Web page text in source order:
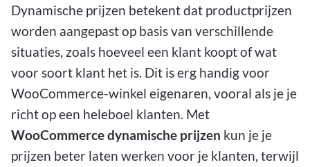
Dynamische prijzen betekent dat productprijzen
worden aangepast op basis van verschillende
situaties, zoals hoeveel een klant koopt of wat
voor soort klant het is. Dit is erg handig voor
WooCommerce-winkel eigenaren, vooral als je je
richt op een heleboel klanten. Met
WooCommerce dynamische prijzen kun je je
prijzen beter laten werken voor je klanten, terwijl